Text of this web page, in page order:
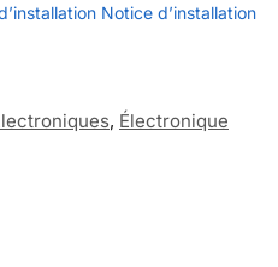
Notice d’installation
, Électronique